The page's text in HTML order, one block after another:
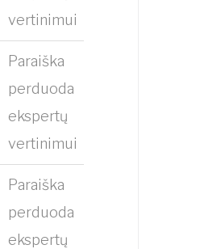
vertinimui
Paraiška
perduoda
ekspertų
vertinimui
Paraiška
perduoda
ekspertų